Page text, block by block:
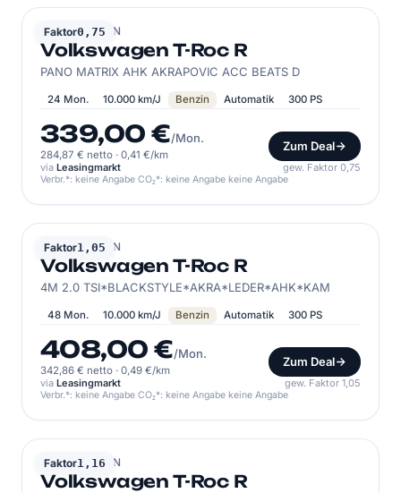
Faktor0,75
VOLKSWAGEN
Volkswagen T-Roc R
PANO MATRIX AHK AKRAPOVIC ACC BEATS D
24 Mon. 10.000 km/J Benzin Automatik 300 PS
339,00 €/Mon.
284,87 € netto · 0,41 €/km
Zum Deal
via Leasingmarkt gew. Faktor 0,75
Verbr.*: keine Angabe CO₂*: keine Angabe keine Angabe
Faktor1,05
VOLKSWAGEN
Volkswagen T-Roc R
4M 2.0 TSI*BLACKSTYLE*AKRA*LEDER*AHK*KAM
48 Mon. 10.000 km/J Benzin Automatik 300 PS
408,00 €/Mon.
342,86 € netto · 0,49 €/km
Zum Deal
via Leasingmarkt gew. Faktor 1,05
Verbr.*: keine Angabe CO₂*: keine Angabe keine Angabe
Faktor1,16
VOLKSWAGEN
Volkswagen T-Roc R